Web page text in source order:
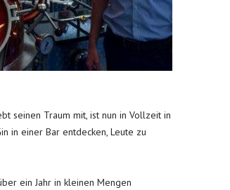
seinen Traum mit, ist nun in Vollzeit in
in einer Bar entdecken, Leute zu
ein Jahr in kleinen Mengen